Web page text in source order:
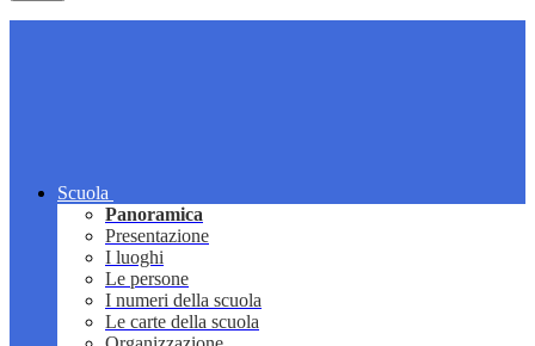
Scuola
Panoramica
Presentazione
I luoghi
Le persone
I numeri della scuola
Le carte della scuola